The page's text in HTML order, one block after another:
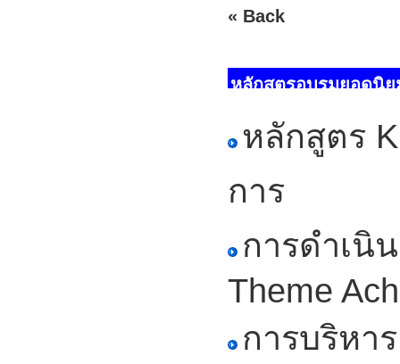
« Back
หลักสูตรอบรมยอดนิย
หลักสูตร
การ
การดำเนิ
Theme
การบริหา